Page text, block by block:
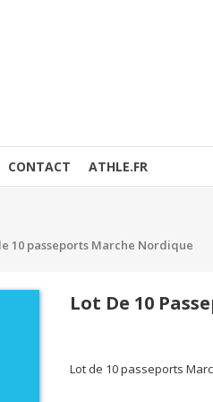
CONTACT ATHLE.FR
10 passeports Marche Nordique
Lot De 10
Lot de 10 passeports